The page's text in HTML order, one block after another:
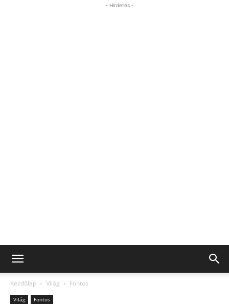
- Hirdetés -
Kezdőlap Világ Fontos
Világ Fontos